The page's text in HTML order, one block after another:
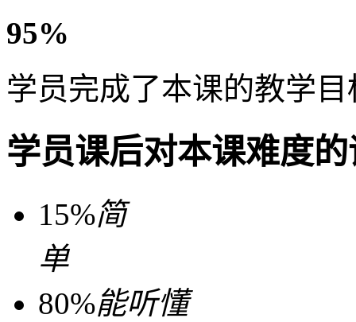
95%
学员完成了本课的教学目
学员课后对本课难度
15%简
单
80%能听懂